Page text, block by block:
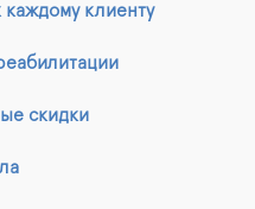
клиенту
скидки